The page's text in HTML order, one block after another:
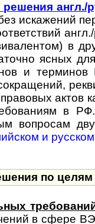
англ./
искажений
в
ясных
и
актов
в
вопросам
и
по целям
в сфере